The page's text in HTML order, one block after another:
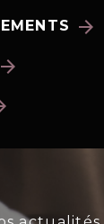
arrow_forward
arrow_forward